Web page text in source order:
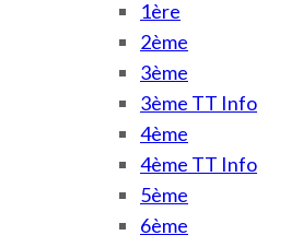
1ère
2ème
3ème
3ème TT Info
4ème
4ème TT Info
5ème
6ème